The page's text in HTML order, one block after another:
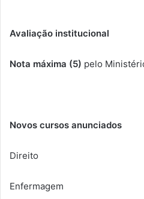
Avaliação institucional
Nota máxima (5) pelo
Novos cursos anunciados
Direito
Enfermagem